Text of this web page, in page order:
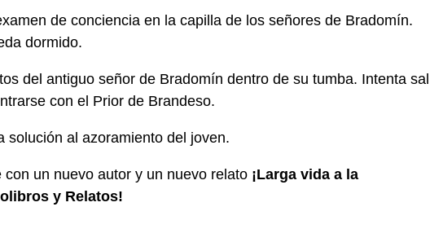
de conciencia en la capilla de los señores de Bradomín.
dormido.
del antiguo señor de Bradomín dentro de su tumba. Intenta
con el Prior de Brandeso.
solución al azoramiento del joven.
un nuevo autor y un nuevo relato ¡Larga vida a la
y Relatos!